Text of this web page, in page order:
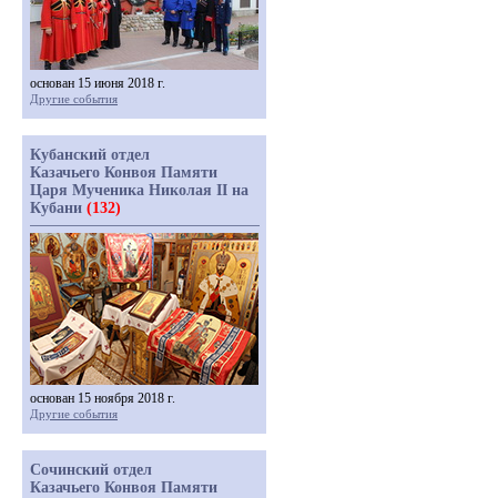
основан 15 июня 2018 г.
Другие события
Кубанский отдел
Казачьего Конвоя Памяти
Царя Мученика Николая II на
Кубани (132)
основан 15 ноября 2018 г.
Другие события
Сочинский отдел
Казачьего Конвоя Памяти